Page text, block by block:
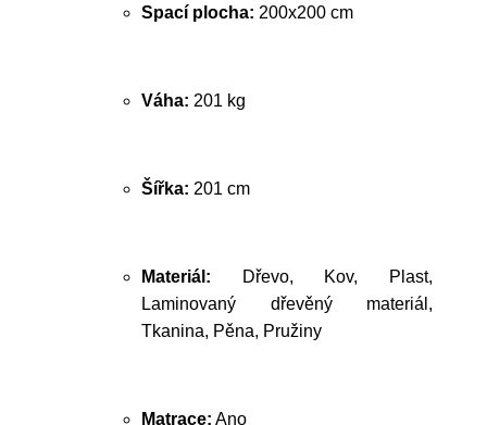
Spací plocha: 200x200 cm
Váha: 201 kg
Šířka: 201 cm
Materiál: Dřevo, Kov, Plast,
Laminovaný dřevěný materiál,
Tkanina, Pěna, Pružiny
Matrace: Ano